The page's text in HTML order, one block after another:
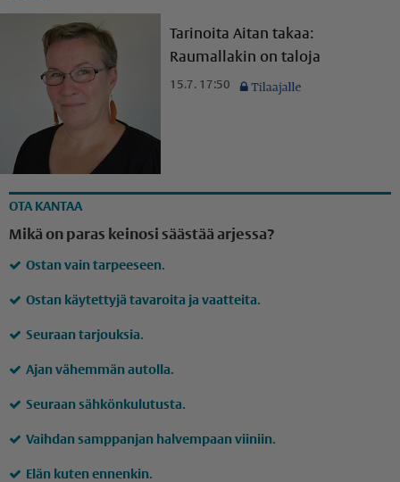
Tarinoita Aitan takaa:
Raumallakin on taloja
15.7. 17:50
OTA KANTAA
Mikä on paras keinosi säästää arjessa?
Ostan vain tarpeeseen.
Ostan käytettyjä tavaroita ja vaatteita.
Seuraan tarjouksia.
Ajan vähemmän autolla.
Seuraan sähkönkulutusta.
Vaihdan samppanjan halvempaan viiniin.
Elän kuten ennenkin.